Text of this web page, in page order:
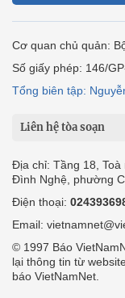
Cơ quan chủ quản:
Số giấy phép: 146/
Tổng biên tập:
Liên hệ tòa soạn
Địa chỉ: Tầng 18, Toà
Đình Nghệ, phường
Điện thoại:
Email:
© 1997 Báo
lại thông tin từ
báo VietNamNet.